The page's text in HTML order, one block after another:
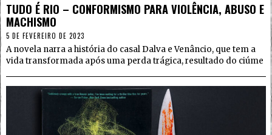
TUDO É RIO – CONFORMISMO PARA VIOLÊNCIA, ABUSO E
MACHISMO
5 DE FEVEREIRO DE 2023
A novela narra a história do casal Dalva e Venâncio, que tem a
vida transformada após uma perda trágica, resultado do ciúme